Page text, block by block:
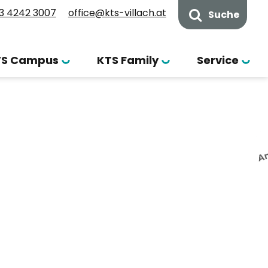
4242 3007 office@kts-villach.at Suche
Campus KTS Family Service